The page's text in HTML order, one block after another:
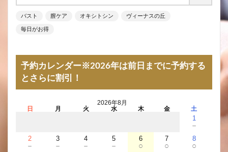
バスト 膣ケア オキシトシン ヴィーナスの丘
毎日がお得
予約カレンダー※2026年は前日までに予約する
とさらに割引！
2026年8月
日
月 火 水 木 金 土
1
－
2
－
3
－
4
－
5
－
6
○
7
○
8
○